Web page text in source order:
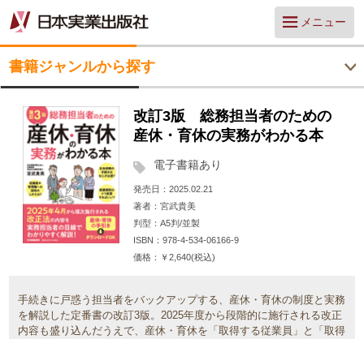
メニュー
書籍ジャンルから探す
改訂3版 総務担当者のための
産休・育休の実務がわかる本
電子書籍あり
発売日
2025.02.21
著者
宮武貴美
判型
A5判/並製
ISBN
978-4-534-06166-9
価格
￥2,640(税込)
手続きに戸惑う担当者をバックアップする、産休・育休の制度と実務
を解説した定番書の改訂3版。2025年度から段階的に施行される改正
内容も盛り込んだうえで、産休・育休を「取得する従業員」と「取得